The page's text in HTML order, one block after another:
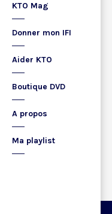
KTO Mag
Donner mon IFI
Aider KTO
Boutique DVD
A propos
Ma playlist